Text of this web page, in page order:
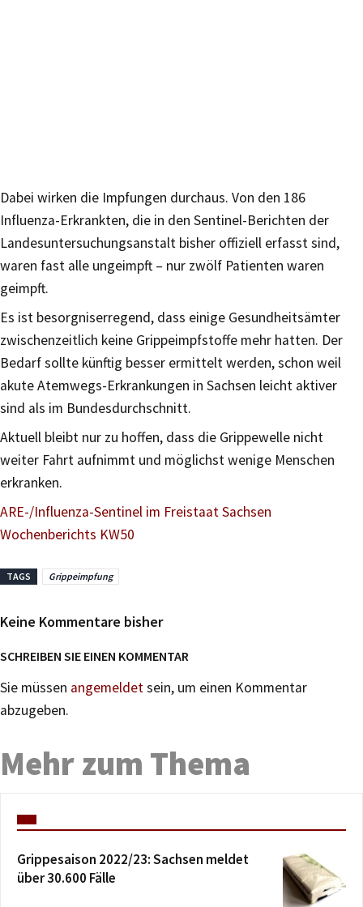
Dabei wirken die Impfungen durchaus. Von den 186
Influenza-Erkrankten, die in den Sentinel-Berichten der
Landesuntersuchungsanstalt bisher offiziell erfasst sind,
waren fast alle ungeimpft – nur zwölf Patienten waren
geimpft.
Es ist besorgniserregend, dass einige Gesundheitsämter
zwischenzeitlich keine Grippeimpfstoffe mehr hatten. Der
Bedarf sollte künftig besser ermittelt werden, schon weil
akute Atemwegs-Erkrankungen in Sachsen leicht aktiver
sind als im Bundesdurchschnitt.
Aktuell bleibt nur zu hoffen, dass die Grippewelle nicht
weiter Fahrt aufnimmt und möglichst wenige Menschen
erkranken.
ARE-/Influenza-Sentinel im Freistaat Sachsen
Wochenberichts KW50
TAGS Grippeimpfung
Keine Kommentare bisher
SCHREIBEN SIE EINEN KOMMENTAR
Sie müssen angemeldetsein, um einen Kommentar
abzugeben.
Mehr zum Thema
Grippesaison 2022/23: Sachsen meldet
über 30.600 Fälle